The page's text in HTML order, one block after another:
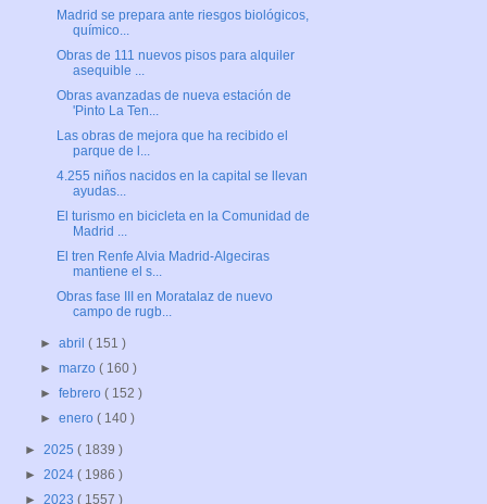
Madrid se prepara ante riesgos biológicos,
químico...
Obras de 111 nuevos pisos para alquiler
asequible ...
Obras avanzadas de nueva estación de
'Pinto La Ten...
Las obras de mejora que ha recibido el
parque de l...
4.255 niños nacidos en la capital se llevan
ayudas...
El turismo en bicicleta en la Comunidad de
Madrid ...
El tren Renfe Alvia Madrid-Algeciras
mantiene el s...
Obras fase III en Moratalaz de nuevo
campo de rugb...
►abril( 151 )
►marzo( 160 )
►febrero( 152 )
►enero( 140 )
► 2025 ( 1839 )
► 2024 ( 1986 )
► 2023 ( 1557 )